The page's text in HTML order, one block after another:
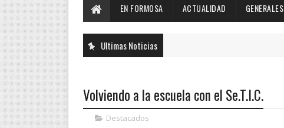
EN FORMOSA ACTUALIDAD GENERALES
Ultimas Noticias
Volviendo a la escuela con el Se.T.I.C.
Destacados